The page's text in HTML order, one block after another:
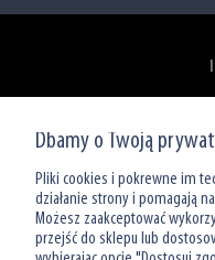
Dbamy o Twoją
Pliki cookies i pokrewne im
działanie strony i pomagają
Możesz zaakceptować
przejść do sklepu lub